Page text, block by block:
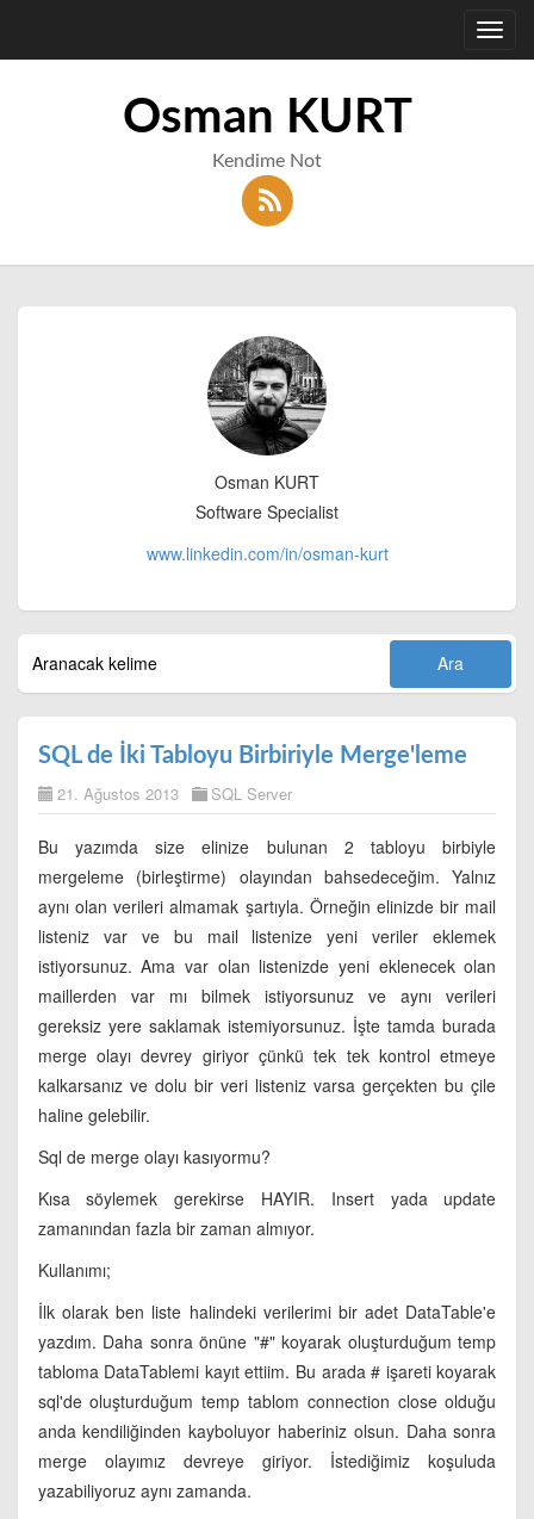
Osman KURT
Kendime Not
Osman KURT
Software Specialist
www.linkedin.com/in/osman-kurt
SQL de İki Tabloyu Birbiriyle Merge'leme
21. Ağustos 2013 SQL Server
Bu yazımda size elinize bulunan 2 tabloyu birbiyle
mergeleme (birleştirme) olayından bahsedeceğim. Yalnız
aynı olan verileri almamak şartıyla. Örneğin elinizde bir mail
listeniz var ve bu mail listenize yeni veriler eklemek
istiyorsunuz. Ama var olan listenizde yeni eklenecek olan
maillerden var mı bilmek istiyorsunuz ve aynı verileri
gereksiz yere saklamak istemiyorsunuz. İşte tamda burada
merge olayı devrey giriyor çünkü tek tek kontrol etmeye
kalkarsanız ve dolu bir veri listeniz varsa gerçekten bu çile
haline gelebilir.
Sql de merge olayı kasıyormu?
Kısa söylemek gerekirse HAYIR. Insert yada update
zamanından fazla bir zaman almıyor.
Kullanımı;
İlk olarak ben liste halindeki verilerimi bir adet DataTable'e
yazdım. Daha sonra önüne "#" koyarak oluşturduğum temp
tabloma DataTablemi kayıt ettiim. Bu arada # işareti koyarak
sql'de oluşturduğum temp tablom connection close olduğu
anda kendiliğinden kayboluyor haberiniz olsun. Daha sonra
merge olayımız devreye giriyor. İstediğimiz koşuluda
yazabiliyoruz aynı zamanda.